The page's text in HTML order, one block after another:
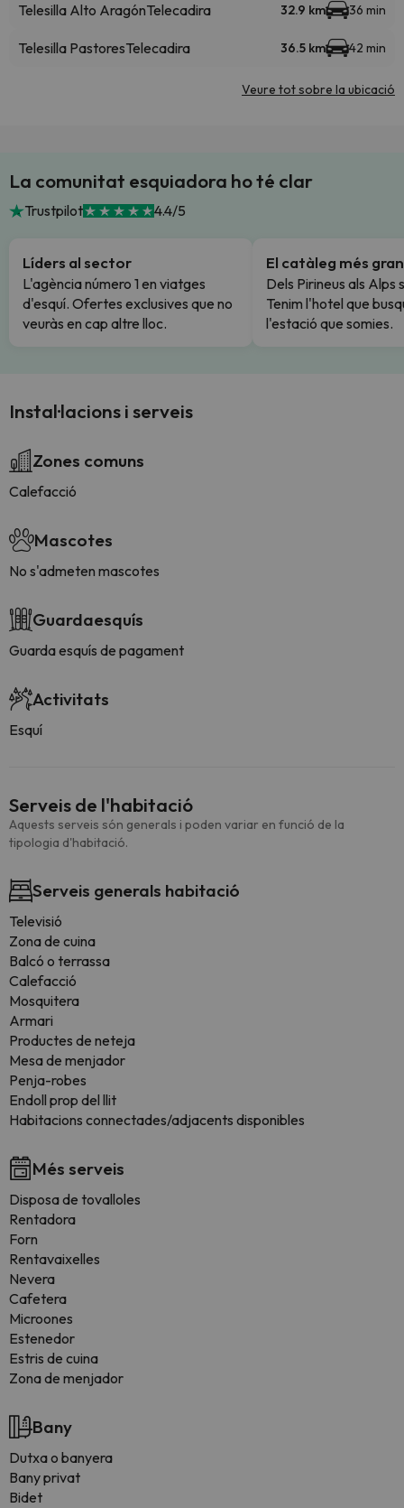
Telesilla Alto AragónTelecadira 32.9 km 36 min
Telesilla PastoresTelecadira 36.5 km 42 min
Veure tot sobre la ubicació
La comunitat esquiadora ho té clar
Trustpilot 4.4/5
Líders al sector
L'agència número 1 en viatges
d'esquí. Ofertes exclusives que no
veuràs en cap altre lloc.
El catàleg més gran
Dels Pirineus als Alps
Tenim l'hotel que
l'estació que somies.
Instal·lacions i serveis
Zones comuns
Calefacció
Mascotes
No s'admeten mascotes
Guardaesquís
Guarda esquís de pagament
Activitats
Esquí
Serveis de l'habitació
Aquests serveis són generals i poden variar en funció de la
tipologia d'habitació.
Serveis generals habitació
Televisió
Zona de cuina
Balcó o terrassa
Calefacció
Mosquitera
Armari
Productes de neteja
Mesa de menjador
Penja-robes
Endoll prop del llit
Habitacions connectades/adjacents disponibles
Més serveis
Disposa de tovalloles
Rentadora
Forn
Rentavaixelles
Nevera
Cafetera
Microones
Estenedor
Estris de cuina
Zona de menjador
Bany
Dutxa o banyera
Bany privat
Bidet